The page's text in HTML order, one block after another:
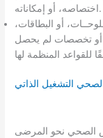
اختصاصه، أو إمكاناته.
أو البطاقات،
أو تخصصات لم يحصل
التشغيل الذاتي
الصحي نحو المرضى